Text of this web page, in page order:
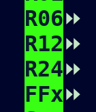
R06⏩
R12⏩
R24⏩
FFx⏩